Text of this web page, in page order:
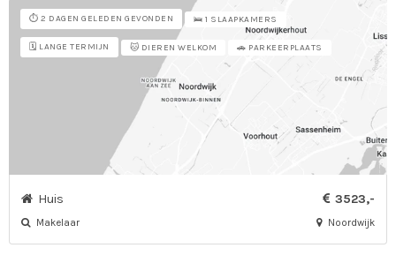
⏱️ 2 DAGEN GELEDEN GEVONDEN 🛌 1 SLAAPKAMERS
🗓️ LANGE TERMIJN 🐱 DIEREN WELKOM 🚗 PARKEERPLAATS
Huis 3523,-
Makelaar Noordwijk